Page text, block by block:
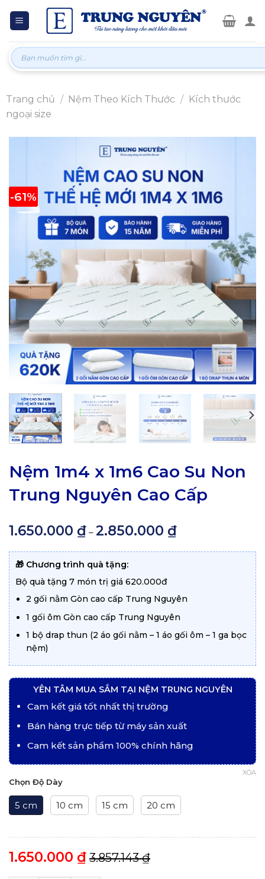
Tìm
kiếm:
Trang chủ / Nệm Theo Kích Thước / Kích thước
ngoại size
-61%
Nệm 1m4 x 1m6 Cao Su Non
Trung Nguyên Cao Cấp
1.650.000 ₫ – 2.850.000 ₫Khoảng
1.650.000 ₫
🎁 Chương trình quà tặng:
Bộ quà tặng 7 món trị giá 620.000đ
2 gối nằm Gòn cao cấp Trung Nguyên
1 gối ôm Gòn cao cấp Trung Nguyên
1 bộ drap thun (2 áo gối nằm – 1 áo gối ôm – 1 ga bọc
nệm)
YÊN TÂM MUA SẮM TẠI NỆM TRUNG NGUYÊN
Cam kết giá tốt nhất thị trường
Bán hàng trực tiếp từ máy sản xuất
Cam kết sản phẩm 100% chính hãng
Chọn Độ Dày
5 cm 10 cm 15 cm 20 cm
XÓA
1.650.000 ₫ 3.857.143₫